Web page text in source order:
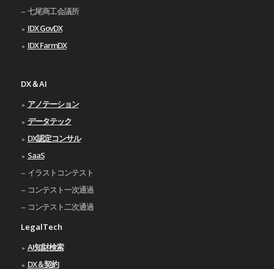
七尾商工会議所
IDX GovDX
IDX FarmDX
DX＆AI
アノテーション
データテック
DX認定コンサル
SaaS
イラストコンテスト
コンテスト一次通過
コンテスト二次通過
LegalTech
AI知財検索
DX＆契約